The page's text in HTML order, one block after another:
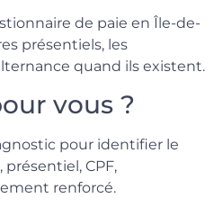
de paie en Île-de-
présentiels, les
quand ils existent.
vous ?
pour identifier le
CPF,
renforcé.